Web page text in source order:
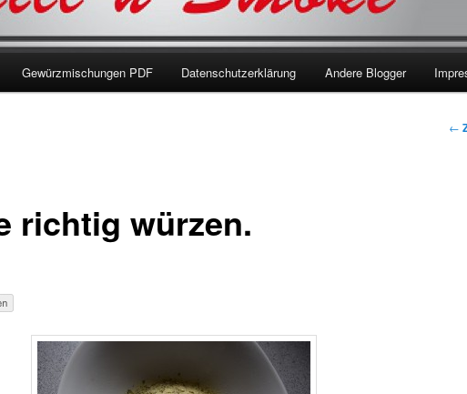
Gewürzmischungen PDF Datenschutzerklärung Andere Blogger
←
richtig würzen.